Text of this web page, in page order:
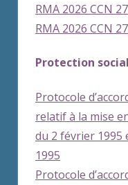
RMA 2026 CCN
RMA 2026 CCN
Protection
Protocole
relatif à la mise
du 2 février 1995
1995
Protocole